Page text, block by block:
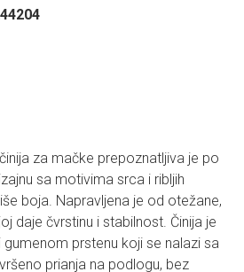
za mačke prepoznatljiva je po
sa motivima srca i ribljih
boja. Napravljena je od otežane,
daje čvrstinu i stabilnost. Činija je
gumenom prstenu koji se nalazi sa
prianja na podlogu, bez